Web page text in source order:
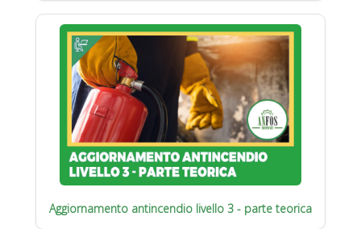
Aggiornamento antincendio livello 3 - parte teorica